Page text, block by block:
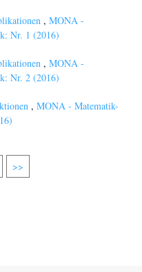
, MONA -
Nr. 1 (2016)
, MONA -
Nr. 2 (2016)
, MONA - Matematik-
>>